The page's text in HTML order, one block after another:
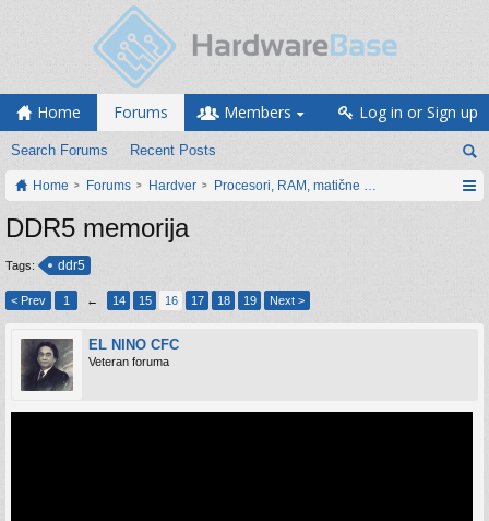
Home Forums
Search Forums Recent Posts
Members Log in or Sign up
Home Forums Hardver Procesori, RAM, matične ploče i grafičke
DDR5 memorija
Tags: ddr5
< Prev 1 ← 14 15 16 17 18 19 Next >
EL NINO CFC
Veteran foruma